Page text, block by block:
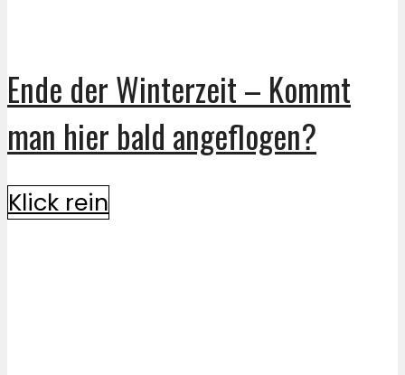
Ende der Winterzeit – Kommt
man hier bald angeflogen?
Klick rein